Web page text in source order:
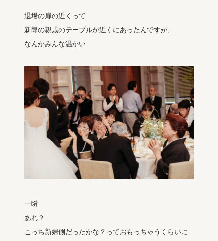
退場の扉の近くって
新郎の親戚のテーブルが近くにあったんですが、
なんかみんな温かい
一瞬
あれ？
こっち新婦側だったかな？っておもっちゃうくらいに